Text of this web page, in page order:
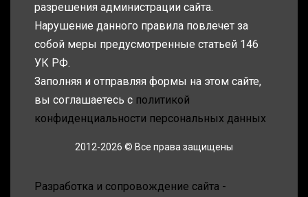
разрешения администрации сайта.
Нарушение данного правила повлечет за
собой меры предусмотренные статьей 146
УК РФ.
Заполняя и отправляя формы на этом сайте,
вы соглашаетесь с политикой
конфиденциальности персональных данных
2012-2026 © Все права защищены
Разработка и сопровождение сайта -